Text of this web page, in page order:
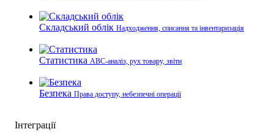
Складський облік Надходження, списання та інвентаризація
Статистика ABC-аналіз, рух товару, звіти
Безпека Права доступу, небезпечні операції
Інтеграції